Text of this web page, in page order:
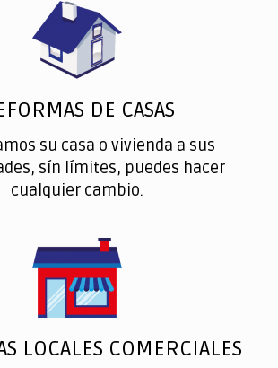
DE CASAS
su casa o vivienda a sus
sín límites, puedes hacer
cualquier cambio.
LOCALES COMERCIALES